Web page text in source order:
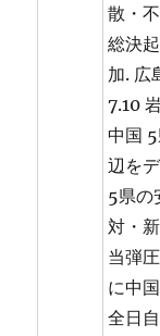
散・
総決
加. 広
7.10
中国
辺を
5県の
対・
当弾
に中
全日